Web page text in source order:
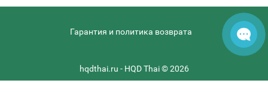
Гарантия и политика возврата
hqdthai.ru - HQD Thai © 2026